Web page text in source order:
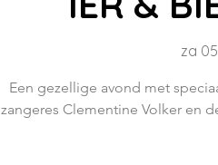
za
Een gezellige avond met
zangeres Clementine Volker en